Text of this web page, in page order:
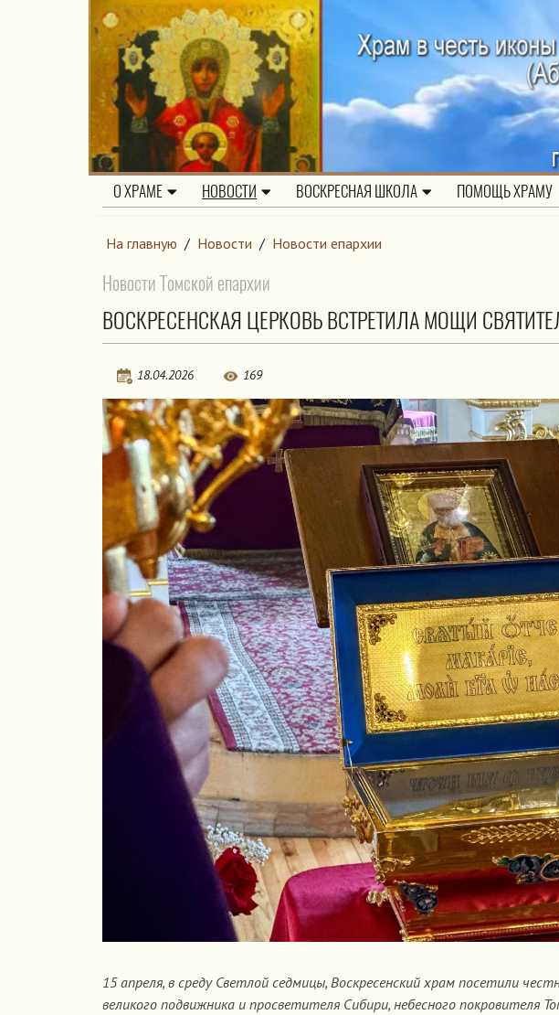
О ХРАМЕ НОВОСТИ ВОСКРЕСНАЯ ШКОЛА ПОМОЩЬ ХРАМУ
На главную / Новости / Новости епархии
Новости Томской епархии
ВОСКРЕСЕНСКАЯ ЦЕРКОВЬ ВСТРЕТИЛА МОЩИ
18.04.2026 169
15 апреля, в среду Светлой седмицы, Воскресенский храм посетили
великого подвижника и просветителя Сибири, небесного покровителя